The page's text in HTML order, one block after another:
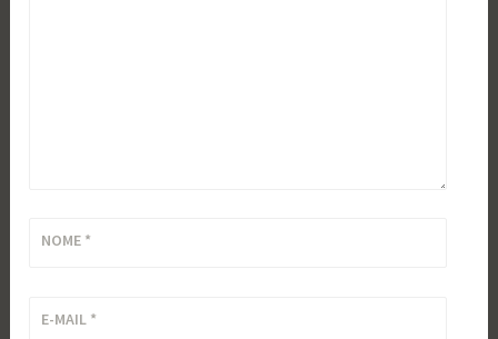
NOME *
E-MAIL *